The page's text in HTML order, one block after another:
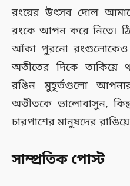
রংয়ের উৎসব দোল
রংকে আপন করে নিতে।
আঁকা পুরনো রংগুলোকেও
অতীতের দিকে তাকিয়ে
রঙিন মুহূর্তগুলো
অতীতকে ভালোবাসুন,
চারপাশের মানুষদের
সাম্প্রতিক পোস্ট